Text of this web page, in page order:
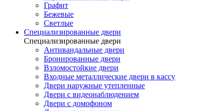
Графит
Бежевые
Светлые
Специализированные двери
Специализированные двери
Антивандальные двери
Бронированные двери
Взломостойкие двери
Входные металлические двери в кассу
Двери наружные утепленные
Двери с видеонаблюдением
Двери с домофоном